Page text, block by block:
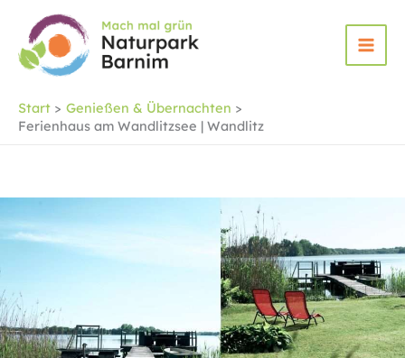
Inhalt
springen
Start
Genießen & Übernachten
Ferienhaus am Wandlitzsee | Wandlitz